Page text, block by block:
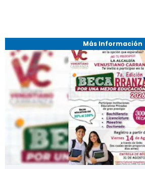
Más Información